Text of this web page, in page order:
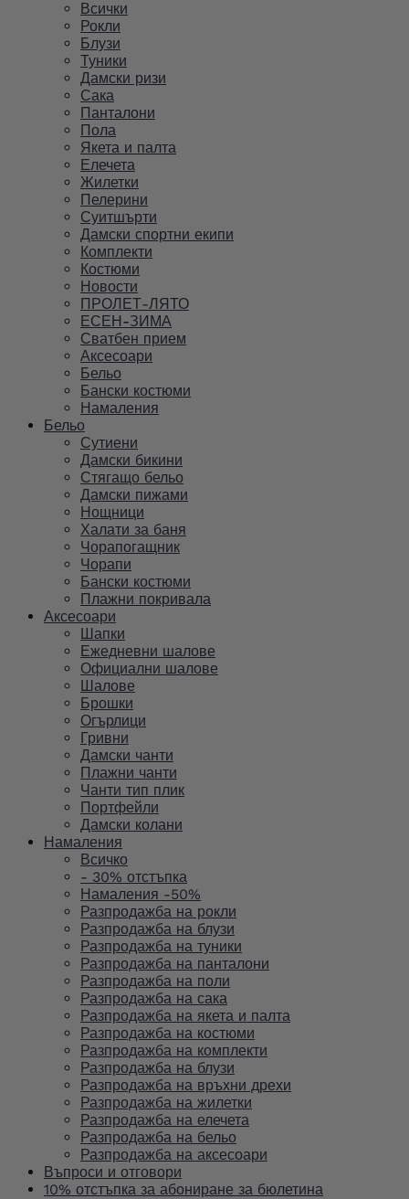
Всички
Рокли
Блузи
Туники
Дамски ризи
Сака
Панталони
Пола
Якета и палта
Елечета
Жилетки
Пелерини
Суитшърти
Дамски спортни екипи
Комплекти
Костюми
Новости
ПРОЛЕТ-ЛЯТО
ЕСЕН-ЗИМА
Сватбен прием
Аксесоари
Бельо
Бански костюми
Намаления
Бельо
Сутиени
Дамски бикини
Стягащо бельо
Дамски пижами
Нощници
Халати за баня
Чорапогащник
Чорапи
Бански костюми
Плажни покривала
Аксесоари
Шапки
Ежедневни шалове
Официални шалове
Шалове
Брошки
Огърлици
Гривни
Дамски чанти
Плажни чанти
Чанти тип плик
Портфейли
Дамски колани
Намаления
Всичко
- 30% отстъпка
Намаления -50%
Разпродажба на рокли
Разпродажба на блузи
Разпродажба на туники
Разпродажба на панталони
Разпродажба на поли
Разпродажба на сака
Разпродажба на якета и палта
Разпродажба на костюми
Разпродажба на комплекти
Разпродажба на блузи
Разпродажба на връхни дрехи
Разпродажба на жилетки
Разпродажба на елечета
Разпродажба на бельо
Разпродажба на аксесоари
Въпроси и отговори
10% отстъпка за абониране за бюлетина